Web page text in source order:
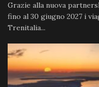
Grazie alla nuova
fino al 30 giugno 2027 i
Trenitalia...